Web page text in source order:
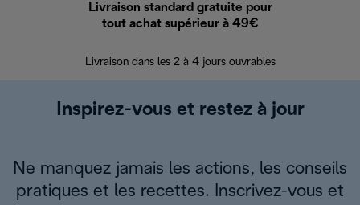
Livraison standard gratuite pour
tout achat supérieur à 49€
Livraison dans les 2 à 4 jours ouvrables
Inspirez-vous et restez à jour
Ne manquez jamais les actions, les conseils
pratiques et les recettes. Inscrivez-vous et